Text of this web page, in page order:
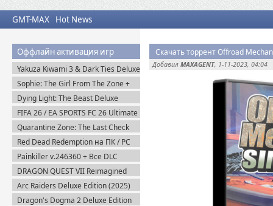
GMT-MAX Hot News
Оффлайн активация игр
Yakuza Kiwami 3 & Dark Ties Deluxe
Edition (2026) Steam-Rip
Sophie: The Girl From The Zone +
DLC (2026) Пиратка
Dying Light: The Beast Deluxe
Edition v.1.6.4 + Все DLC (2025)
Пиратка
FIFA 26 / EA SPORTS FC 26 Ultimate
Edition (2025) EA-Rip
Quarantine Zone: The Last Check
v.1.1.13.2054 + Все DLC (2026)
Пиратка
Red Dead Redemption на ПК / PC
(2024) Пиратка
Painkiller v.246360 + Все DLC
(2025) Portable
DRAGON QUEST VII Reimagined
v.1.1.1.0 + Все DLC (2026) Пиратка
Arc Raiders Deluxe Edition (2025)
Steam-Rip
Dragon's Dogma 2 Deluxe Edition
Скачать торрент Offroad
Добавил MAXAGENT, 1-11-2023, 04:04